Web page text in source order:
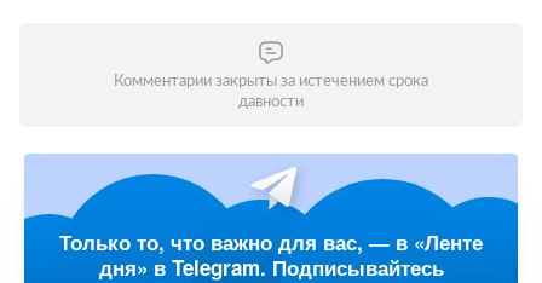
Комментарии закрыты за истечением срока
давности
Только то, что важно для вас, — в «Ленте
дня» в Telegram. Подписывайтесь